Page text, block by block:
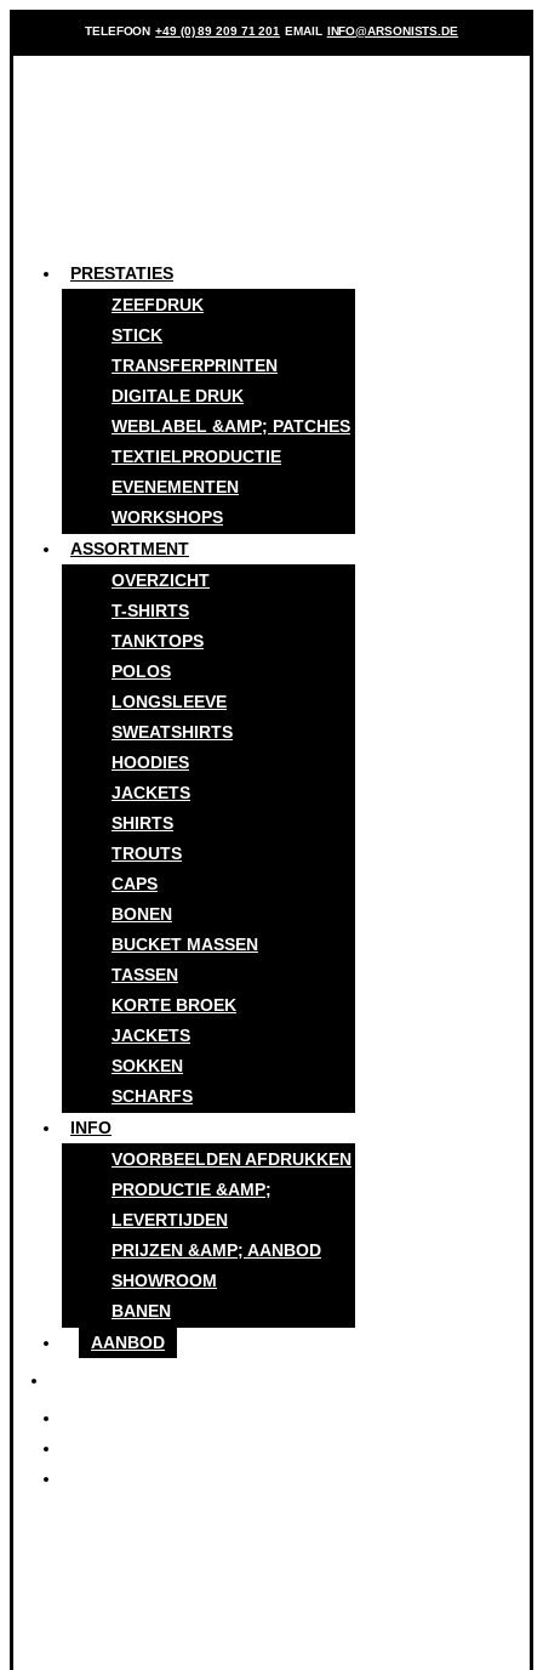
TELEFOON +49 (0) 89 209 71 201 EMAIL INFO@ARSONISTS.DE
PRESTATIES
ZEEFDRUK
STICK
TRANSFERPRINTEN
DIGITALE DRUK
WEBLABEL &AMP; PATCHES
TEXTIELPRODUCTIE
EVENEMENTEN
WORKSHOPS
ASSORTMENT
OVERZICHT
T-SHIRTS
TANKTOPS
POLOS
LONGSLEEVE
SWEATSHIRTS
HOODIES
JACKETS
SHIRTS
TROUTS
CAPS
BONEN
BUCKET MASSEN
TASSEN
KORTE BROEK
JACKETS
SOKKEN
SCHARFS
INFO
VOORBEELDEN AFDRUKKEN
PRODUCTIE &AMP;
LEVERTIJDEN
PRIJZEN &AMP; AANBOD
SHOWROOM
BANEN
AANBOD